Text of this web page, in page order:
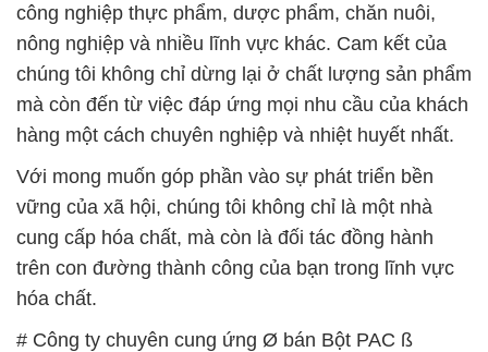
công nghiệp thực phẩm, dược phẩm, chăn nuôi,
nông nghiệp và nhiều lĩnh vực khác. Cam kết của
chúng tôi không chỉ dừng lại ở chất lượng sản phẩm
mà còn đến từ việc đáp ứng mọi nhu cầu của khách
hàng một cách chuyên nghiệp và nhiệt huyết nhất.
Với mong muốn góp phần vào sự phát triển bền
vững của xã hội, chúng tôi không chỉ là một nhà
cung cấp hóa chất, mà còn là đối tác đồng hành
trên con đường thành công của bạn trong lĩnh vực
hóa chất.
# Công ty chuyên cung ứng Ø bán Bột PAC ß